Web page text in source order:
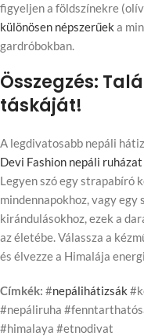
figyeljen a földszínekre
különösen népszerűek a
gardróbokban.
Összegzés:
táskáját!
A legdivatosabb nepáli
Devi Fashion nepáli ruházat
Legyen szó egy strapabíró
mindennapokhoz, vagy
kirándulásokhoz, ezek a
az életébe. Válassza a
és élvezze a Himalája
Címkék: #nepálihátizsák
#nepáliruha
#himalaya #etnodivat